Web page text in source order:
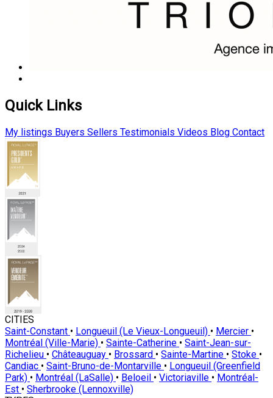
Quick Links
My listings Buyers Sellers Testimonials Videos Blog Contact
CITIES
Saint-Constant • Longueuil (Le Vieux-Longueuil) • Mercier •
Montréal (Ville-Marie) • Sainte-Catherine • Saint-Jean-sur-
Richelieu • Châteauguay • Brossard • Sainte-Martine • Stoke •
Candiac • Saint-Bruno-de-Montarville • Longueuil (Greenfield
Park) • Montréal (LaSalle) • Beloeil • Victoriaville • Montréal-
Est • Sherbrooke (Lennoxville)